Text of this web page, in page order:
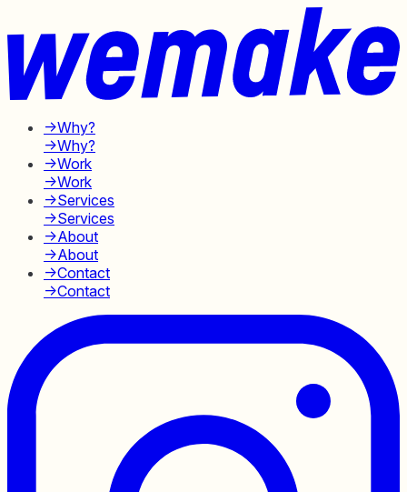
→Why?
→Why?
→Work
→Work
→Services
→Services
→About
→About
→Contact
→Contact